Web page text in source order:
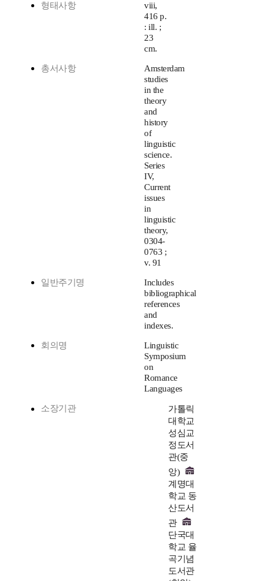
형태사항
viii,
416 p.
: ill. ;
23
cm.
총서사항
Amsterdam
studies
in the
theory
and
history
of
linguistic
science.
Series
IV,
Current
issues
in
linguistic
theory,
0304-
0763 ;
v. 91
일반주기명
Includes
bibliographical
references
and
indexes.
회의명
Linguistic
Symposium
on
Romance
Languages
소장기관
가톨릭
대학교
성심교
정도서
관(중
앙)
계명대
학교 동
산도서
관
단국대
학교 율
곡기념
도서관